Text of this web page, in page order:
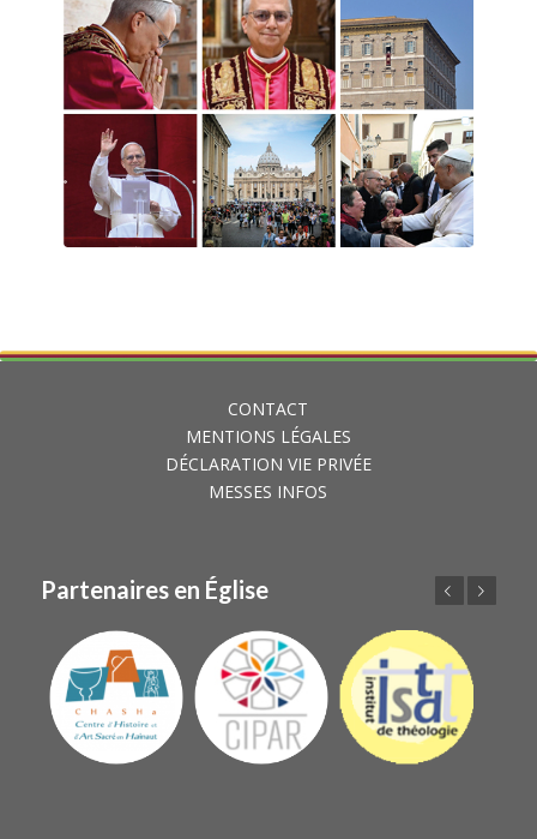
CONTACT
MENTIONS LÉGALES
DÉCLARATION VIE PRIVÉE
MESSES INFOS
Partenaires en Église